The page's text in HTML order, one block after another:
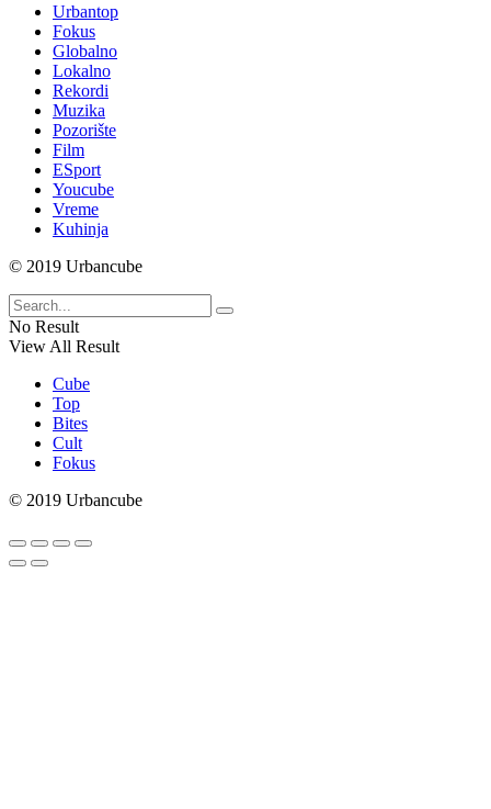
Urbantop
Fokus
Globalno
Lokalno
Rekordi
Muzika
Pozorište
Film
ESport
Youcube
Vreme
Kuhinja
© 2019 Urbancube
No Result
View All Result
Cube
Top
Bites
Cult
Fokus
© 2019 Urbancube